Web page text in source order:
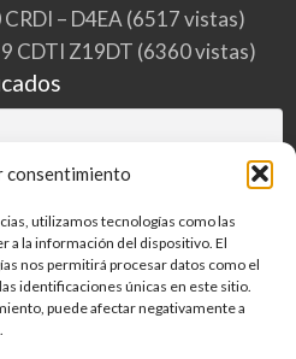
consentimiento
utilizamos tecnologías como las
a la información del dispositivo. El
nos permitirá procesar datos como el
identificaciones únicas en este sitio.
puede afectar negativamente a
– D4EA (6517 vistas)
CDTI Z19DT (6360 vistas)